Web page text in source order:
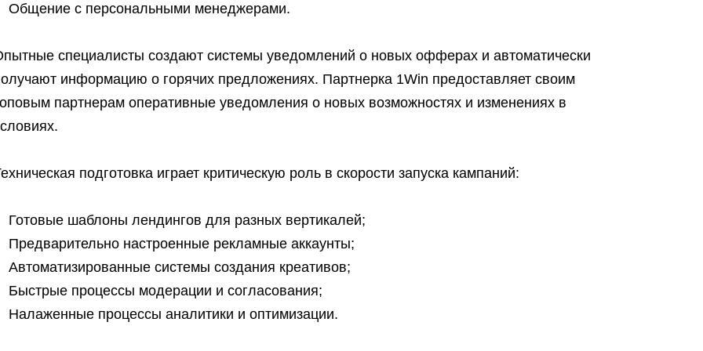
Общение с персональными менеджерами.
специалисты создают системы уведомлений о новых офферах и автоматически
информацию о горячих предложениях. Партнерка 1Win предоставляет своим
партнерам оперативные уведомления о новых возможностях и изменениях в
подготовка играет критическую роль в скорости запуска кампаний:
Готовые шаблоны лендингов для разных вертикалей;
Предварительно настроенные рекламные аккаунты;
Автоматизированные системы создания креативов;
Быстрые процессы модерации и согласования;
Налаженные процессы аналитики и оптимизации.